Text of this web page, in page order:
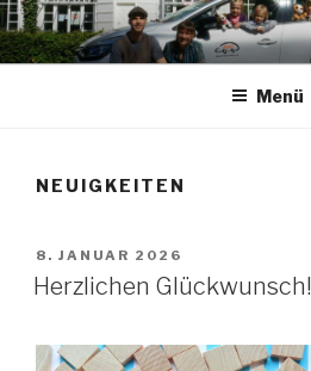
Zum
Inhalt
springen
Menü
NEUIGKEITEN
VERÖFFENTLICHT
AM
8. JANUAR 2026
Herzlichen Glückwunsch!